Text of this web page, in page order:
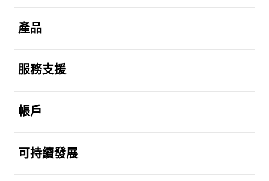
產品
服務支援
帳戶
可持續發展